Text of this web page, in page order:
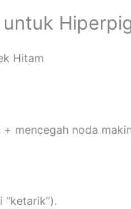
Hitam
mencegah noda